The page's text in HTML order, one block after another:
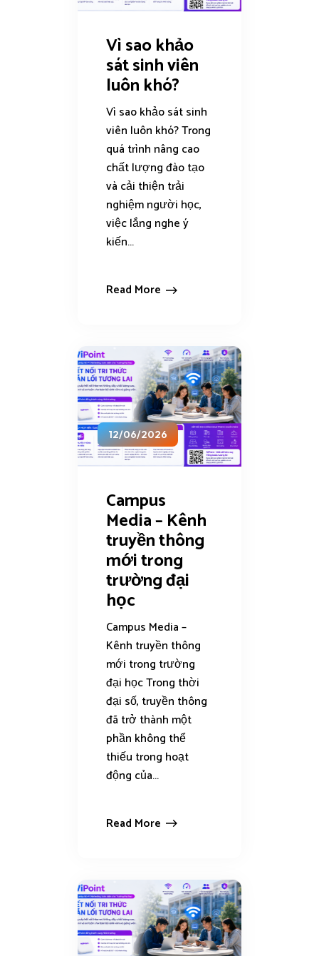
Vì sao khảo
sát sinh viên
luôn khó?
Vì sao khảo sát sinh
viên luôn khó? Trong
quá trình nâng cao
chất lượng đào tạo
và cải thiện trải
nghiệm người học,
việc lắng nghe ý
kiến...
Read More
12/06/2026
Campus
Media – Kênh
truyền thông
mới trong
trường đại
học
Campus Media –
Kênh truyền thông
mới trong trường
đại học Trong thời
đại số, truyền thông
đã trở thành một
phần không thể
thiếu trong hoạt
động của...
Read More